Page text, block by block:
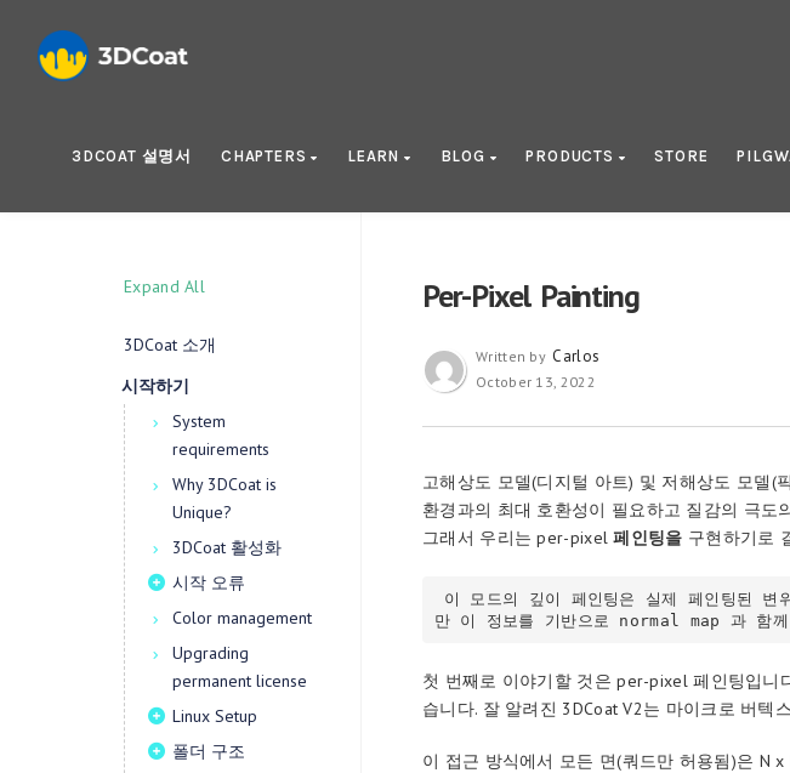
3DCOAT 설명서 CHAPTERS LEARN BLOG PRODUCTS STORE
Expand All
3DCoat 소개
시작하기
System
requirements
Why 3DCoat is
Unique?
3DCoat 활성화
시작 오류
Color management
Upgrading
permanent license
Linux Setup
폴더 구조
Per-Pixel Painting
Written by Carlos
October 13, 2022
고해상도 모델(디지털 아트) 및 저해상도 모델(
환경과의 최대 호환성이 필요하고 질감의 극도
그래서 우리는 per-pixel페인팅을 구현하기로
만 이 정보를 기반으로 normal map 과 함
첫 번째로 이야기할 것은 per-pixel 페인팅입니
습니다. 잘 알려진 3DCoat V2는 마이크로 버텍
이 접근 방식에서 모든 면(쿼드만 허용됨)은 N